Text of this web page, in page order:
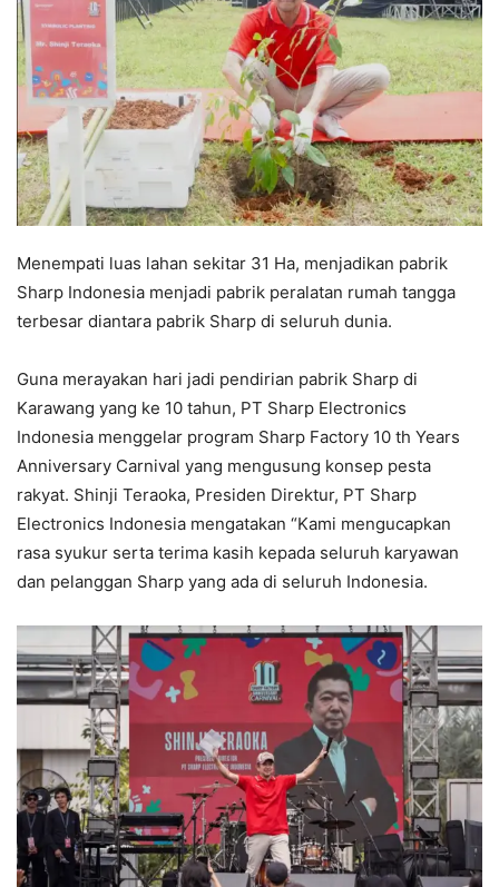
Menempati luas lahan sekitar 31 Ha, menjadikan pabrik
Sharp Indonesia menjadi pabrik peralatan rumah tangga
terbesar diantara pabrik Sharp di seluruh dunia.
Guna merayakan hari jadi pendirian pabrik Sharp di
Karawang yang ke 10 tahun, PT Sharp Electronics
Indonesia menggelar program Sharp Factory 10 th Years
Anniversary Carnival yang mengusung konsep pesta
rakyat. Shinji Teraoka, Presiden Direktur, PT Sharp
Electronics Indonesia mengatakan “Kami mengucapkan
rasa syukur serta terima kasih kepada seluruh karyawan
dan pelanggan Sharp yang ada di seluruh Indonesia.